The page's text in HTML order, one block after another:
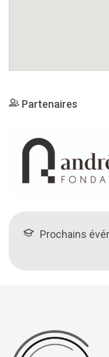
Partenaires
Prochains